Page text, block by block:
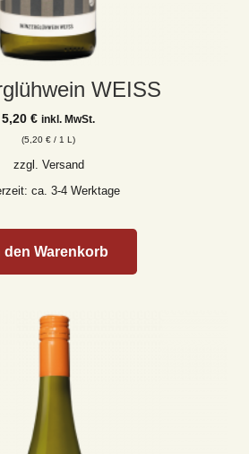
WEISS
5,20 € inkl. MwSt.
(5,20 € / 1 L)
zzgl. Versand
ca. 3-4 Werktage
den Warenkorb